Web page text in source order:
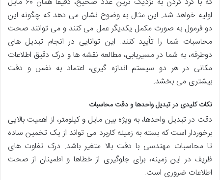
اولیه خواهد شد. این مثال به وضوح نشان می دهد که چگونه این
دو فرمول به صورت مکمل یکدیگر عمل می کنند و می توانند صحت
محاسبات شما را تأیید کنند. این توانایی در انجام تبدیل های
دوطرفه، به شما در مسیریابی، مطالعه نقشه ها و درک دقیق اطلاعات
مکانی در هر دو سیستم اندازه گیری، اعتماد به نفس و دقت
بیشتری می بخشد.
نکات کلیدی در تبدیل واحدها و دقت محاسبات
دقت در تبدیل واحدها، به ویژه بین مایل و کیلومتر، از اهمیت بالایی
برخوردار است که بسته به زمینه کاربرد می تواند از یک تخمین ساده
تا محاسبات مهندسی با دقت بالا متغیر باشد. درک تفاوت های
ظریف در این زمینه، برای جلوگیری از خطاها و اطمینان از صحت
اطلاعات ضروری است.